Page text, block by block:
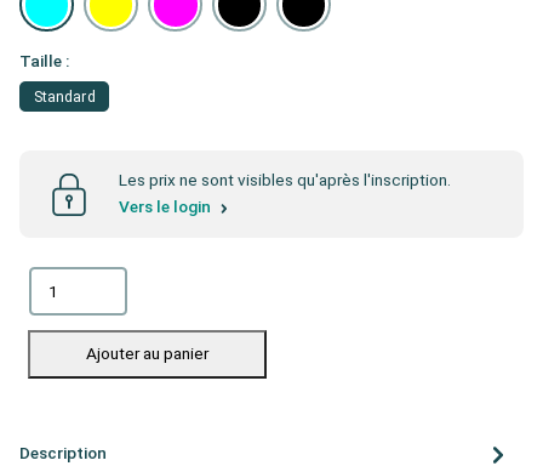
Taille :
Standard
Les prix ne sont visibles qu'après l'inscription.
Vers le login
Ajouter au panier
Description